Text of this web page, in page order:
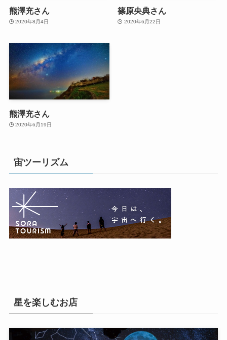
熊澤充さん
2020年8月4日
篠原央典さん
2020年6月22日
熊澤充さん
2020年6月19日
宙ツーリズム
星を楽しむお店